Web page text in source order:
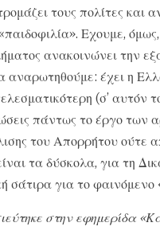
τους πολίτες και
Εχουμε,
ανακοινώνει την
αναρωτηθούμε: έχει η
(σ’ αυτόν
πάντως το έργο των
του Απορρήτου ούτε
τα δύσκολα, για τη
σάτιρα για το
στην εφημερίδα